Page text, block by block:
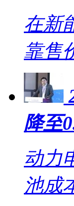
在新
靠售
降至
动力
池成